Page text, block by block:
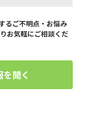
るご不明点・お悩み
お気軽にご相談くだ
聞く